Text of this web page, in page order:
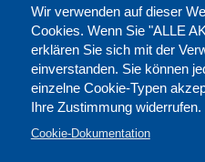
Wir verwenden auf dieser
Cookies. Wenn Sie "ALLE
erklären Sie sich mit der
einverstanden. Sie können
einzelne Cookie-Typen
Ihre Zustimmung widerrufen.
Cookie-Dokumentation